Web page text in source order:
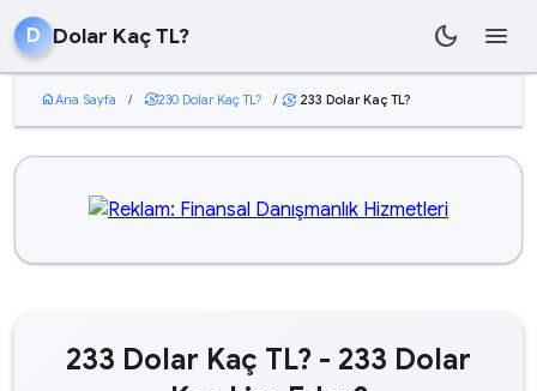
D Dolar Kaç TL? dark_mode menu
homeAna Sayfa / currency_exchange230 Dolar Kaç TL? / currency_exchange 233 Dolar Kaç TL?
233 Dolar Kaç TL? - 233 Dolar